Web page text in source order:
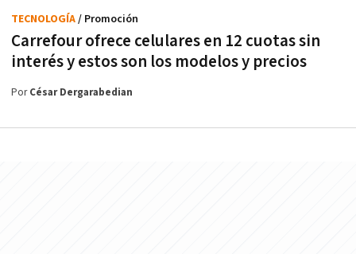
Carrefour ofrece celulares en 12 cuotas sin
interés y estos son los modelos y precios
TECNOLOGÍA/ Promoción
PorCésar Dergarabedian